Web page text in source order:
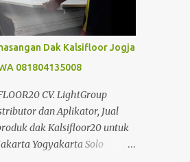
ada penghematan.
dengan pembuatan plat
biasa. Selain itu
alat bantu seperti
dapat mengurangi biaya
Perbandingan Cor Beton
Dak Beton Kraton Analisa
Beton Kraton/m2 &
Kebutuhan Dak
Dak Kalsifloor Jogja
081804135008
CV. LightGroup
dan Aplikator, Jual
dak Kalsifloor20 untuk
Yogyakarta Solo